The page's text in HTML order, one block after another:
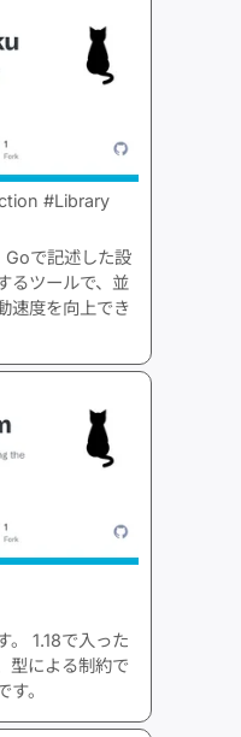
#Library
Goで記述した設
るツールで、並
速度を向上でき
。 1.18で入った
型による制約で
。